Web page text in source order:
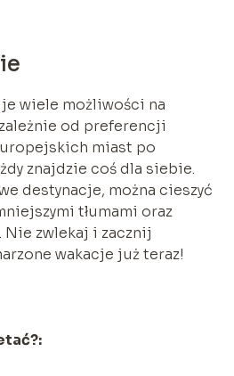
wiele możliwości na
od preferencji
miast po
znajdzie coś dla siebie.
destynacje, można cieszyć
tłumami oraz
Nie zwlekaj i zacznij
wakacje już teraz!